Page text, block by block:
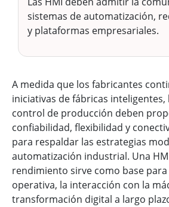
sistemas de automatización,
y plataformas empresariales.
A medida que los fabricantes
iniciativas de fábricas
control de producción deben
confiabilidad, flexibilidad y
para respaldar las estrategias
automatización industrial. Una
rendimiento sirve como base
operativa, la interacción con la
transformación digital a largo